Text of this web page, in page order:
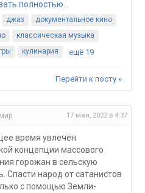
полностью…
джаз
документальное кино
классическая музыка
кулинария ещё 19
Перейти к посту »
17 мая, 2022 в 4:37
время увлечён
концепции массового
горожан в сельскую
Спасти народ от сатанистов
с помощью Земли-